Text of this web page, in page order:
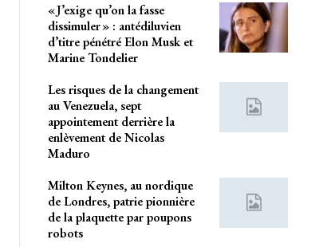
« J’exige qu’on la fasse
dissimuler » : antédiluvien
d’titre pénétré Elon Musk et
Marine Tondelier
Les risques de la changement
au Venezuela, sept
appointement derrière la
enlèvement de Nicolas
Maduro
Milton Keynes, au nordique
de Londres, patrie pionnière
de la plaquette par poupons
robots